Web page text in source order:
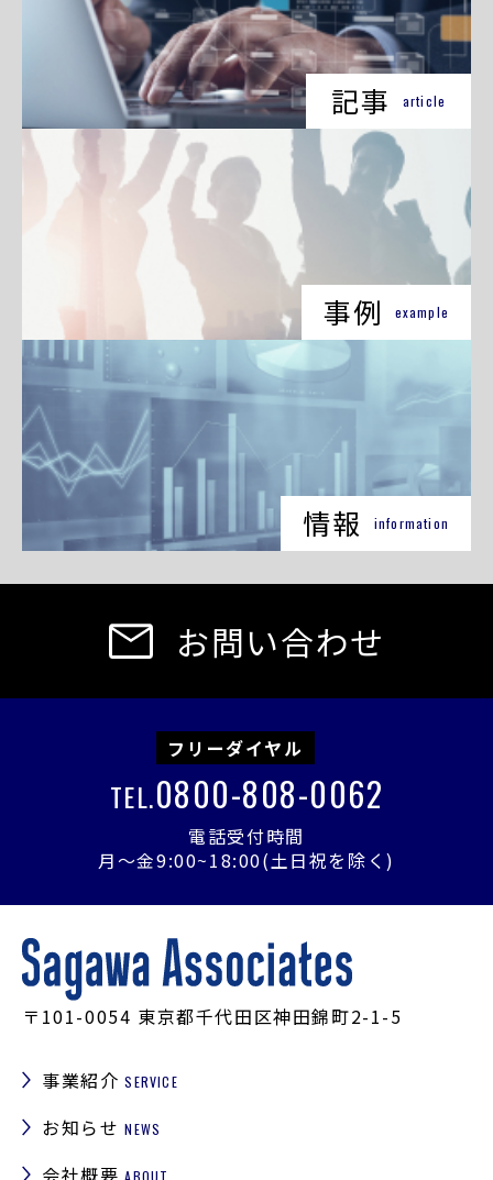
記事 article
事例 example
情報 information
お問い合わせ
フリーダイヤル
TEL.0800-808-0062
電話受付時間
月〜金9:00~18:00(土日祝を除く)
〒101-0054 東京都千代田区神田錦町2-1-5
事業紹介 SERVICE
お知らせ NEWS
会社概要 ABOUT